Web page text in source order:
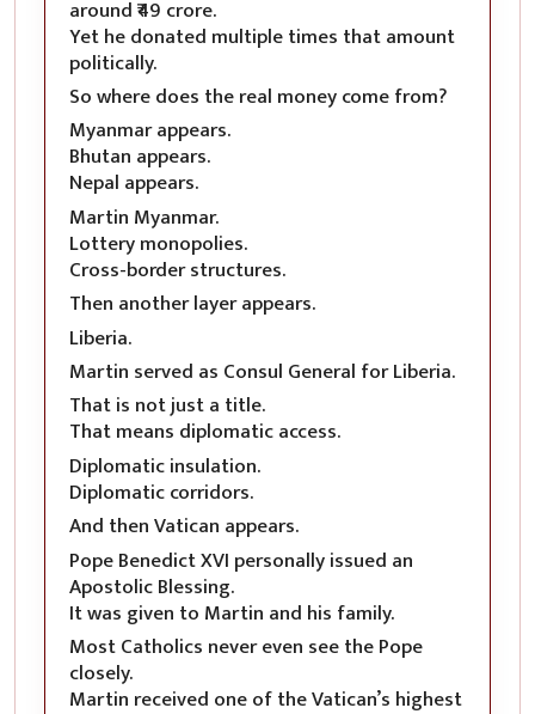
around ₹49 crore.
Yet he donated multiple times that amount
politically.
So where does the real money come from?
Myanmar appears.
Bhutan appears.
Nepal appears.
Martin Myanmar.
Lottery monopolies.
Cross-border structures.
Then another layer appears.
Liberia.
Martin served as Consul General for Liberia.
That is not just a title.
That means diplomatic access.
Diplomatic insulation.
Diplomatic corridors.
And then Vatican appears.
Pope Benedict XVI personally issued an
Apostolic Blessing.
It was given to Martin and his family.
Most Catholics never even see the Pope
closely.
Martin received one of the Vatican’s highest